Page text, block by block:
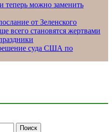
теперь можно заменить
от Зеленского
всего становятся жертвами
суда США по